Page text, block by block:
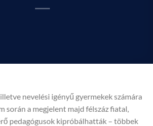
nevelési igényű gyermekek számára
során a megjelent majd félszáz fiatal,
pedagógusok kipróbálhatták – többek